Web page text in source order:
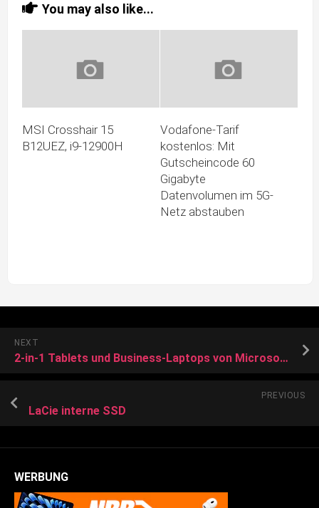
You may also like...
MSI Crosshair 15
B12UEZ, i9-12900H
Vodafone-Tarif
kostenlos: Mit
Gutscheincode 60
Gigabyte
Datenvolumen im 5G-
Netz abstauben
NEXT
2-in-1 Tablets und Business-Laptops von Microsoft bis zu 32% gesenkt! [Anzeige]
PREVIOUS
LaCie interne SSD
WERBUNG